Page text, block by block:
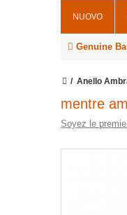
NUOVO
Genuine
Anello
mentre
Soyez le